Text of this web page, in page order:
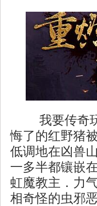
我要传奇
悔了的红野猪
低调地在凶兽
一多半都镶嵌
虹魔教主．力
相奇怪的虫邪